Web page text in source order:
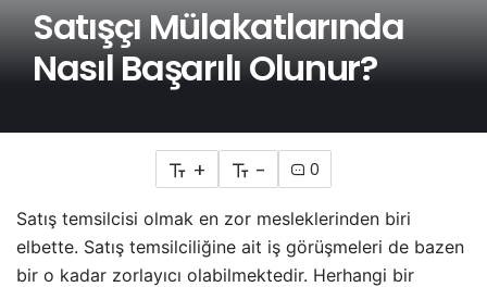
Satışçı Mülakatlarında
Nasıl Başarılı Olunur?
+ - 0
Satış temsilcisi olmak en zor mesleklerinden biri
elbette. Satış temsilciliğine ait iş görüşmeleri de bazen
bir o kadar zorlayıcı olabilmektedir. Herhangi bir